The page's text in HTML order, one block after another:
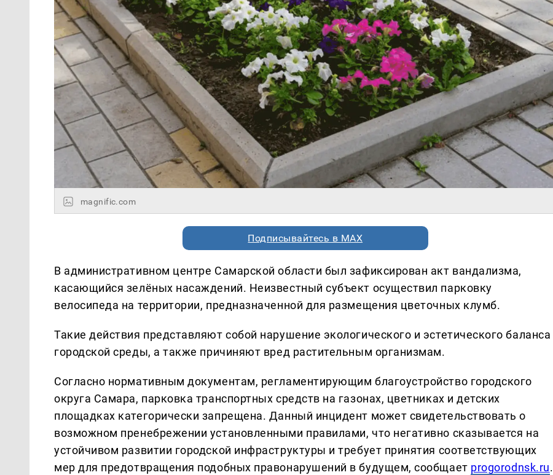
magnific.com
Подписывайтесь в MAX
В административном центре Самарской области был зафиксирован акт вандализма,
касающийся зелёных насаждений. Неизвестный субъект осуществил парковку
велосипеда на территории, предназначенной для размещения цветочных клумб.
Такие действия представляют собой нарушение экологического и эстетического баланса
городской среды, а также причиняют вред растительным организмам.
Согласно нормативным документам, регламентирующим благоустройство городского
округа Самара, парковка транспортных средств на газонах, цветниках и детских
площадках категорически запрещена. Данный инцидент может свидетельствовать о
возможном пренебрежении установленными правилами, что негативно сказывается на
устойчивом развитии городской инфраструктуры и требует принятия соответствующих
мер для предотвращения подобных правонарушений в будущем, сообщает progorodnsk.ru.